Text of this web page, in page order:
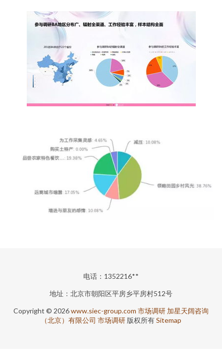
电话：1352216**
地址：北京市朝阳区平房乡平房村512号
Copyright © 2026www.siec-group.com 市场调研 加星天阔咨询
（北京）有限公司 市场调研 版权所有Sitemap